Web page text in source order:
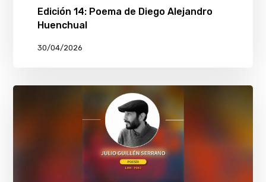
Edición 14: Poema de Diego Alejandro
Huenchual
30/04/2026